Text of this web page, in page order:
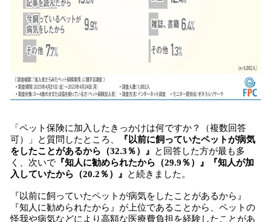
「ペット保険に加入したきっかけは何ですか？（複数回答
可）」と質問したところ、
『以前に飼っていたペットが病気
をしたことがあるから（32.3％）』
と回答した方が最も多
く、次いで 『知人に勧められたから（29.9％）』『知人が加
入していたから（20.2％）』
と続きました。
『以前に飼っていたペットが病気をしたことがあるから』
『知人に勧められたから』が上位であることから、ペットの
怪我や病気などにより高額な医療費負担を経験したことがあ